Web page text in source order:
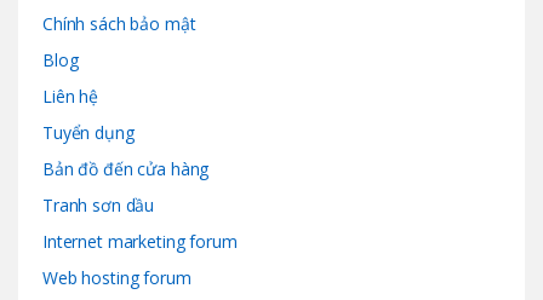
Chính sách bảo mật
Blog
Liên hệ
Tuyển dụng
Bản đồ đến cửa hàng
Tranh sơn dầu
Internet marketing forum
Web hosting forum